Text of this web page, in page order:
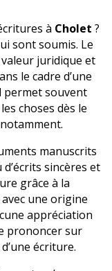
à Cholet ?
sont soumis. Le
juridique et
le cadre d’une
permet souvent
choses dès le
manuscrits
sincères et
grâce à la
une origine
appréciation
prononcer sur
écriture.